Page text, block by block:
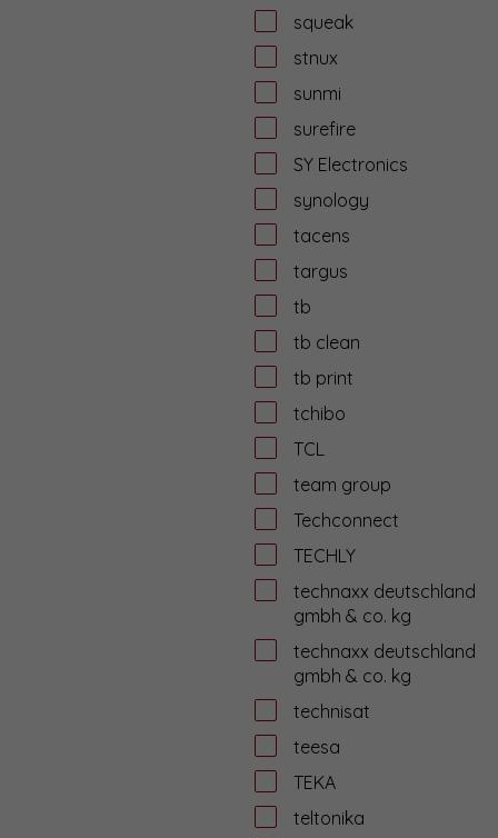
squeak
stnux
sunmi
surefire
SY Electronics
synology
tacens
targus
tb
tb clean
tb print
tchibo
TCL
team group
Techconnect
TECHLY
technaxx deutschland
gmbh & co. kg
technaxx deutschland
gmbh & co. kg
technisat
teesa
TEKA
teltonika